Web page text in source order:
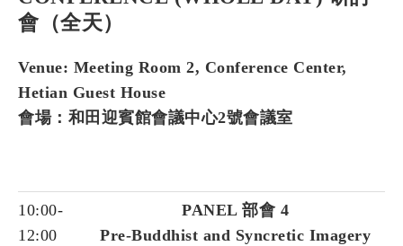
會（全天）
Venue: Meeting Room 2, Conference Center,
Hetian Guest House
會場：和田迎賓館會議中心2號會議室
10:00-
12:00
PANEL 部會 4
Pre-Buddhist and Syncretic Imagery